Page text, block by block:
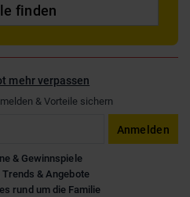
finden
mehr verpassen
& Vorteile sichern
Anmelden
& Gewinnspiele
Trends & Angebote
rund um die Familie